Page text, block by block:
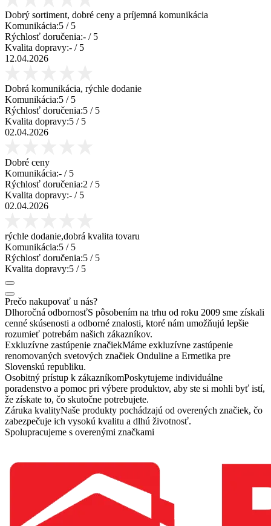
Dobrý sortiment, dobré ceny a príjemná komunikácia
Komunikácia:5 / 5
Rýchlosť doručenia:- / 5
Kvalita dopravy:- / 5
12.04.2026
Dobrá komunikácia, rýchle dodanie
Komunikácia:5 / 5
Rýchlosť doručenia:5 / 5
Kvalita dopravy:5 / 5
02.04.2026
Dobré ceny
Komunikácia:- / 5
Rýchlosť doručenia:2 / 5
Kvalita dopravy:- / 5
02.04.2026
rýchle dodanie,dobrá kvalita tovaru
Komunikácia:5 / 5
Rýchlosť doručenia:5 / 5
Kvalita dopravy:5 / 5
Prečo nakupovať u nás?
Dlhoročná odbornosťS pôsobením na trhu od roku 2009 sme získali
cenné skúsenosti a odborné znalosti, ktoré nám umožňujú lepšie
rozumieť potrebám našich zákazníkov.
Exkluzívne zastúpenie značiekMáme exkluzívne zastúpenie
renomovaných svetových značiek Onduline a Ermetika pre
Slovenskú republiku.
Osobitný prístup k zákazníkomPoskytujeme individuálne
poradenstvo a pomoc pri výbere produktov, aby ste si mohli byť istí,
že získate to, čo skutočne potrebujete.
Záruka kvalityNaše produkty pochádzajú od overených značiek, čo
zabezpečuje ich vysokú kvalitu a dlhú životnosť.
Spolupracujeme s overenými značkami